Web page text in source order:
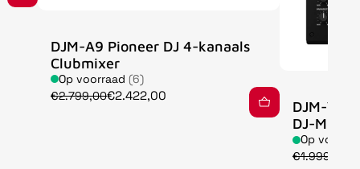
DJM-A9 Pioneer DJ 4-kanaals
Clubmixer
Op voorraad (6)
€2.799,00€2.422,00
DJM-V5
DJ-Mixer
Op
€1.999,00